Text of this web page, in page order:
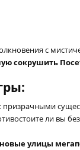
с
сокрушить
призрачными
ли вы
улицы